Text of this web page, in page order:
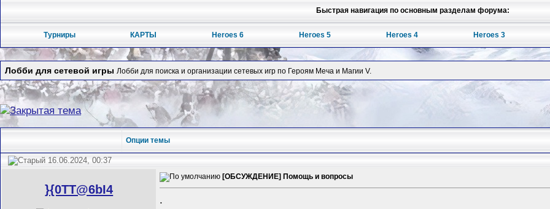
Быстрая навигация по основным разделам форума:
Турниры КАРТЫ Heroes 6 Heroes 5 Heroes 4 Heroes 3
Лобби для сетевой игры Лобби для поиска и организации сетевых игр по Героям Меча и Магии V.
Опции темы
16.06.2024, 00:37
}{0TT@6bI4
[ОБСУЖДЕНИЕ] Помощь и вопросы
.